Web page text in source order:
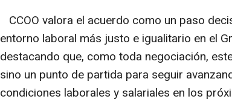
CCOO valora el acuerdo como un paso
entorno laboral más justo e igualitario en el
destacando que, como toda negociación,
sino un punto de partida para seguir
condiciones laborales y salariales en los